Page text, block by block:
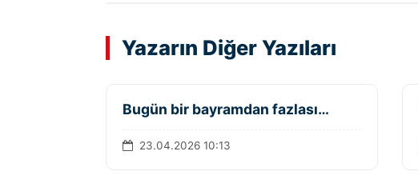
Yazarın Diğer Yazıları
Bugün bir bayramdan fazlası…
23.04.2026 10:13